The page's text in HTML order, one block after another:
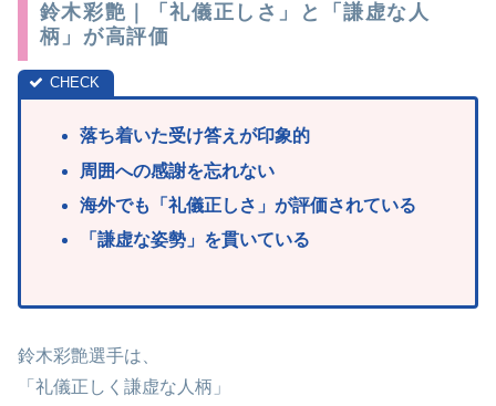
鈴木彩艶｜「礼儀正しさ」と「謙虚な人
柄」が高評価
落ち着いた受け答えが印象的
周囲への感謝を忘れない
海外でも「礼儀正しさ」が評価されている
「謙虚な姿勢」を貫いている
鈴木彩艶選手は、
「礼儀正しく謙虚な人柄」